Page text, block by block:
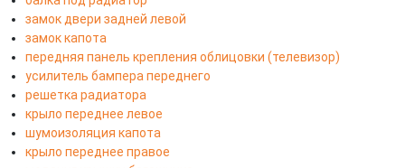
замок двери задней левой
замок капота
передняя панель крепления облицовки (телевизор)
усилитель бампера переднего
решетка радиатора
крыло переднее левое
шумоизоляция капота
крыло переднее правое